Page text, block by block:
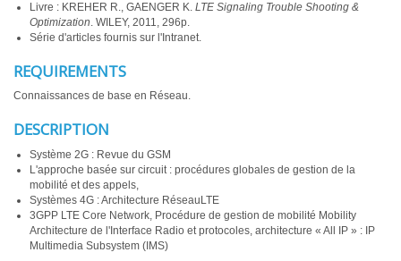
Livre : KREHER R., GAENGER K. LTE Signaling Trouble Shooting &
Optimization. WILEY, 2011, 296p.
Série d'articles fournis sur l'Intranet.
REQUIREMENTS
Connaissances de base en Réseau.
DESCRIPTION
Système 2G : Revue du GSM
L'approche basée sur circuit : procédures globales de gestion de la
mobilité et des appels,
Systèmes 4G : Architecture RéseauLTE
3GPP LTE Core Network, Procédure de gestion de mobilité Mobility
Architecture de l'Interface Radio et protocoles, architecture « All IP » : IP
Multimedia Subsystem (IMS)